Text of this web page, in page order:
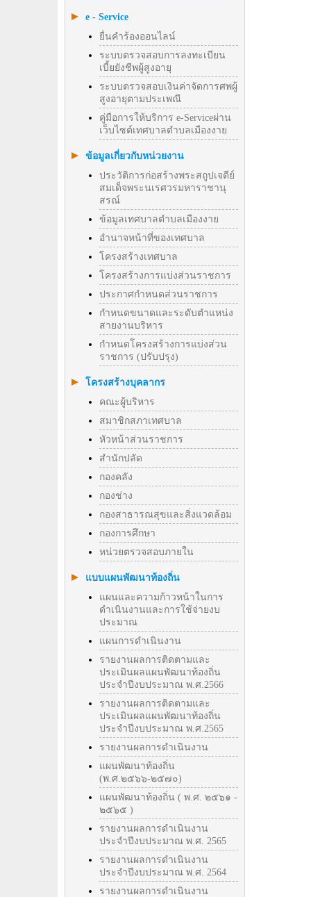
e - Service
ยื่นคำร้องออนไลน์
ระบบตรวจสอบการลงทะเบียน
เบี้ยยังชีพผู้สูงอายุ
ระบบตรวจสอบเงินค่าจัดการศพผู้
สูงอายุตามประเพณี
คู่มือการให้บริการ e-Serviceผ่าน
เว็บไซต์เทศบาลตำบลเมืองงาย
ข้อมูลเกี่ยวกับหน่วยงาน
ประวัติการก่อสร้างพระสถูปเจดีย์
สมเด็จพระนเรศวรมหาราชานุ
สรณ์
ข้อมูลเทศบาลตำบลเมืองงาย
อำนาจหน้าที่ของเทศบาล
โครงสร้างเทศบาล
โครงสร้างการแบ่งส่วนราชการ
ประกาศกำหนดส่วนราชการ
กำหนดขนาดและระดับตำแหน่ง
สายงานบริหาร
กำหนดโครงสร้างการแบ่งส่วน
ราชการ (ปรับปรุง)
โครงสร้างบุคลากร
คณะผู้บริหาร
สมาชิกสภาเทศบาล
หัวหน้าส่วนราชการ
สำนักปลัด
กองคลัง
กองช่าง
กองสาธารณสุขและสิ่งแวดล้อม
กองการศึกษา
หน่วยตรวจสอบภายใน
แบบแผนพัฒนาท้องถิ่น
แผนและความก้าวหน้าในการ
ดำเนินงานและการใช้จ่ายงบ
ประมาณ
แผนการดำเนินงาน
รายงานผลการติดตามและ
ประเมินผลแผนพัฒนาท้องถิ่น
ประจำปีงบประมาณ พ.ศ.2566
รายงานผลการติดตามและ
ประเมินผลแผนพัฒนาท้องถิ่น
ประจำปีงบประมาณ พ.ศ.2565
รายงานผลการดำเนินงาน
แผนพัฒนาท้องถิ่น
(พ.ศ.๒๕๖๖-๒๕๗๐)
แผนพัฒนาท้องถิ่น ( พ.ศ. ๒๕๖๑ -
๒๕๖๕ )
รายงานผลการดำเนินงาน
ประจำปีงบประมาณ พ.ศ. 2565
รายงานผลการดำเนินงาน
ประจำปีงบประมาณ พ.ศ. 2564
รายงานผลการดำเนินงาน